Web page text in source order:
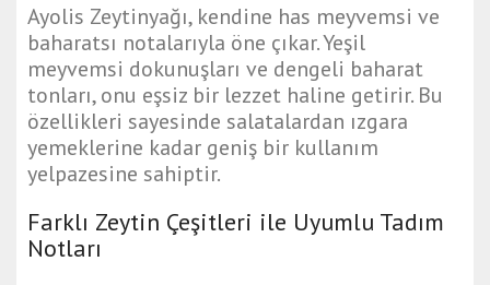
Ayolis Zeytinyağı, kendine has meyvemsi ve
baharatsı notalarıyla öne çıkar. Yeşil
meyvemsi dokunuşları ve dengeli baharat
tonları, onu eşsiz bir lezzet haline getirir. Bu
özellikleri sayesinde salatalardan ızgara
yemeklerine kadar geniş bir kullanım
yelpazesine sahiptir.
Farklı Zeytin Çeşitleri ile Uyumlu Tadım
Notları